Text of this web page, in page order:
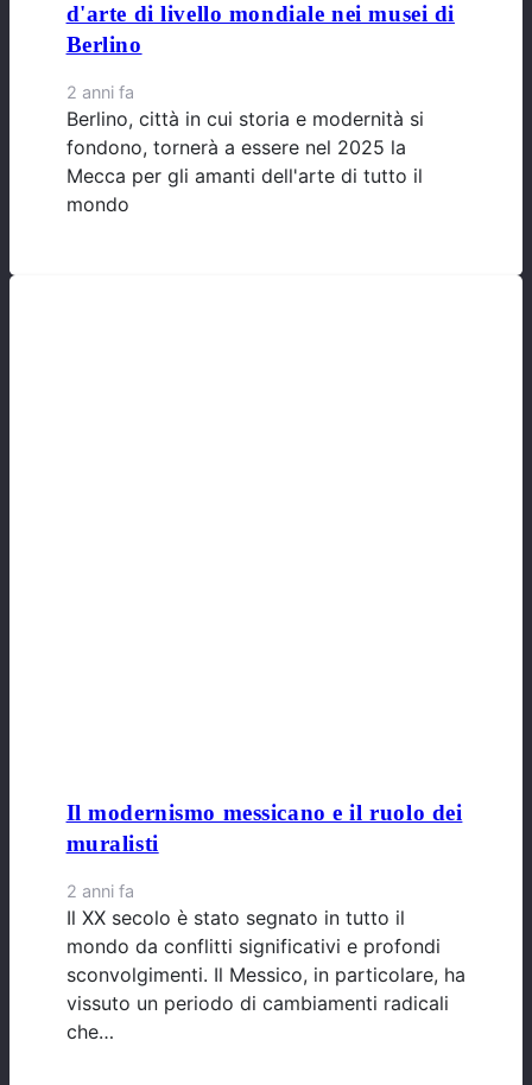
d'arte di livello mondiale nei musei di
Berlino
2 anni fa
Berlino, città in cui storia e modernità si
fondono, tornerà a essere nel 2025 la
Mecca per gli amanti dell'arte di tutto il
mondo
Il modernismo messicano e il ruolo dei
muralisti
2 anni fa
Il XX secolo è stato segnato in tutto il
mondo da conflitti significativi e profondi
sconvolgimenti. Il Messico, in particolare, ha
vissuto un periodo di cambiamenti radicali
che…